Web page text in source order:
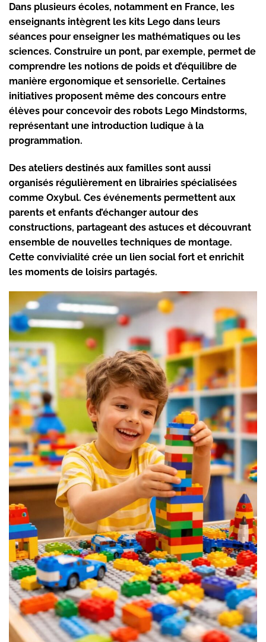
Dans plusieurs écoles, notamment en France, les
enseignants intègrent les kits Lego dans leurs
séances pour enseigner les mathématiques ou les
sciences. Construire un pont, par exemple, permet de
comprendre les notions de poids et d’équilibre de
manière ergonomique et sensorielle. Certaines
initiatives proposent même des concours entre
élèves pour concevoir des robots Lego Mindstorms,
représentant une introduction ludique à la
programmation.
Des ateliers destinés aux familles sont aussi
organisés régulièrement en librairies spécialisées
comme Oxybul. Ces événements permettent aux
parents et enfants d’échanger autour des
constructions, partageant des astuces et découvrant
ensemble de nouvelles techniques de montage.
Cette convivialité crée un lien social fort et enrichit
les moments de loisirs partagés.